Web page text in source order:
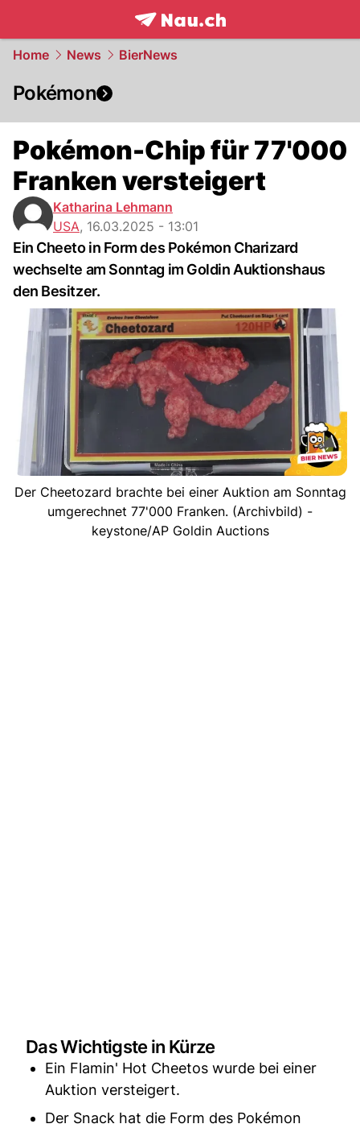
frontpage.NAU.ch
Home News BierNews
Pokémon
Pokémon-Chip für 77'000
Franken versteigert
Katharina Lehmann
USA, 16.03.2025 - 13:01
Ein Cheeto in Form des Pokémon Charizard
wechselte am Sonntag im Goldin Auktionshaus
den Besitzer.
Der Cheetozard brachte bei einer Auktion am Sonntag
umgerechnet 77'000 Franken. (Archivbild) -
keystone/AP Goldin Auctions
Das Wichtigste in Kürze
Ein Flamin' Hot Cheetos wurde bei einer
Auktion versteigert.
Der Snack hat die Form des Pokémon